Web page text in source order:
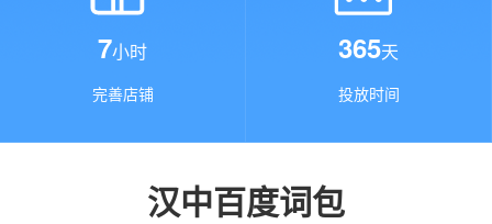
7小时
完善店铺
365天
投放时间
汉中百度词包